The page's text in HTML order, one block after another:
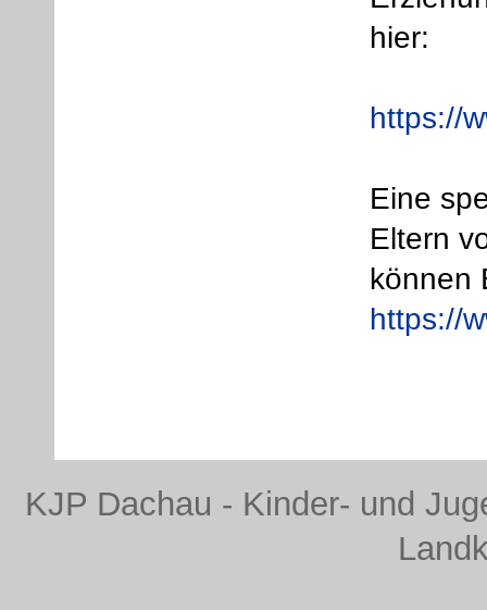
hier:
https://
Eine
Eltern
können
https://
KJP Dachau - Kinder- und